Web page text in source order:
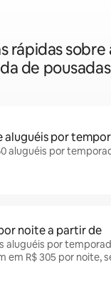
rápidas
de
aluguéis por
aluguéis por
noite a partir de
aluguéis por
em R$ 305 por noite,